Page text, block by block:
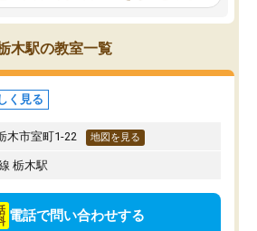
の特別講習も充実
モチベーション
は、この塾のお
ておすすめでき
木駅の教室一覧
く見る
木市室町1-22 地図を見る
栃木駅
電話で問い合わせする